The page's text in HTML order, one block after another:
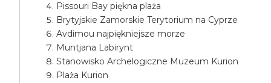
Pissouri Bay piękna plaża
Brytyjskie Zamorskie Terytorium na Cyprze
Avdimou najpiękniejsze morze
Muntjana Labirynt
Stanowisko Archelogiczne Muzeum Kurion
Plaża Kurion